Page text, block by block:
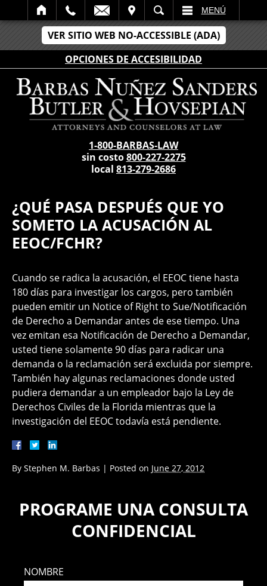
VER SITIO WEB NO-ACCESSIBLE (ADA)
OPCIONES DE ACCESIBILIDAD
BÚSCAR MENÚ
1-800-BARBAS-LAW
sin costo800-227-2275
local 813-279-2686
¿QUÉ PASA DESPUÉS QUE YO
SOMETO LA ACUSACIÓN AL
EEOC/FCHR?
Cuando se radica la acusación, el EEOC tiene hasta
180 días para investigar los cargos, pero también
pueden emitir un Notice of Right to Sue/Notificación
de Derecho a Demandar antes de ese tiempo. Una
vez emitan esa Notificación de Derecho a Demandar,
usted tiene solamente 90 días para radicar una
demanda o la reclamación será excluida por siempre.
También hay algunas reclamaciones donde usted
pudiera demandar a un empleador bajo la Ley de
Derechos Civiles de la Florida mientras que la
investigación del EEOC todavía está pendiente.
By Stephen M. Barbas | Posted on June 27, 2012
PROGRAME UNA CONSULTA
CONFIDENCIAL
NOMBRE